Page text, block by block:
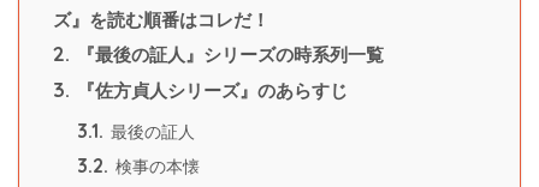
ズ』を読む順番はコレだ！
2. 『最後の証人』シリーズの時系列一覧
3. 『佐方貞人シリーズ』のあらすじ
3.1. 最後の証人
3.2. 検事の本懐